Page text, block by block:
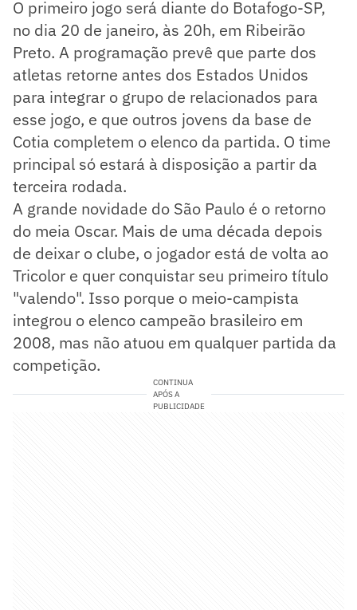
O primeiro jogo será diante do Botafogo-SP,
no dia 20 de janeiro, às 20h, em Ribeirão
Preto. A programação prevê que parte dos
atletas retorne antes dos Estados Unidos
para integrar o grupo de relacionados para
esse jogo, e que outros jovens da base de
Cotia completem o elenco da partida. O time
principal só estará à disposição a partir da
terceira rodada.
A grande novidade do São Paulo é o retorno
do meia Oscar. Mais de uma década depois
de deixar o clube, o jogador está de volta ao
Tricolor e quer conquistar seu primeiro título
"valendo". Isso porque o meio-campista
integrou o elenco campeão brasileiro em
2008, mas não atuou em qualquer partida da
competição.
CONTINUA
APÓS A
PUBLICIDADE